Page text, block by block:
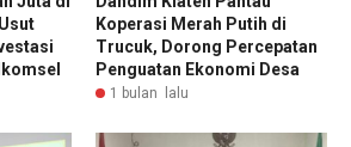
Koperasi Merah Putih di
Trucuk, Dorong Percepatan
Penguatan Ekonomi Desa
1 bulan lalu